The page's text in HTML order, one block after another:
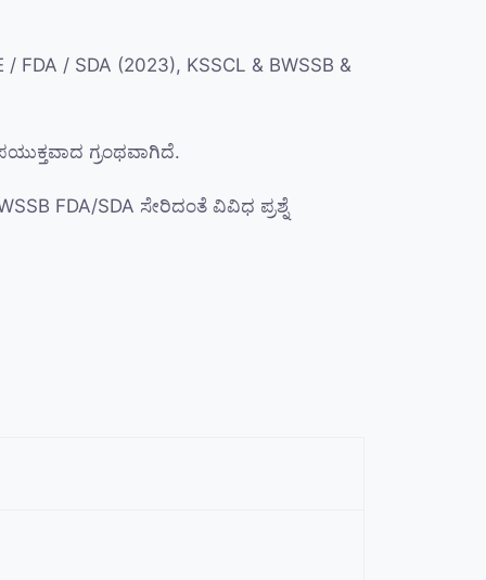
FDA / SDA (2023), KSSCL & BWSSB &
ಗ್ರಂಥವಾಗಿದೆ.
FDA/SDA ಸೇರಿದಂತೆ ವಿವಿಧ ಪ್ರಶ್ನೆ